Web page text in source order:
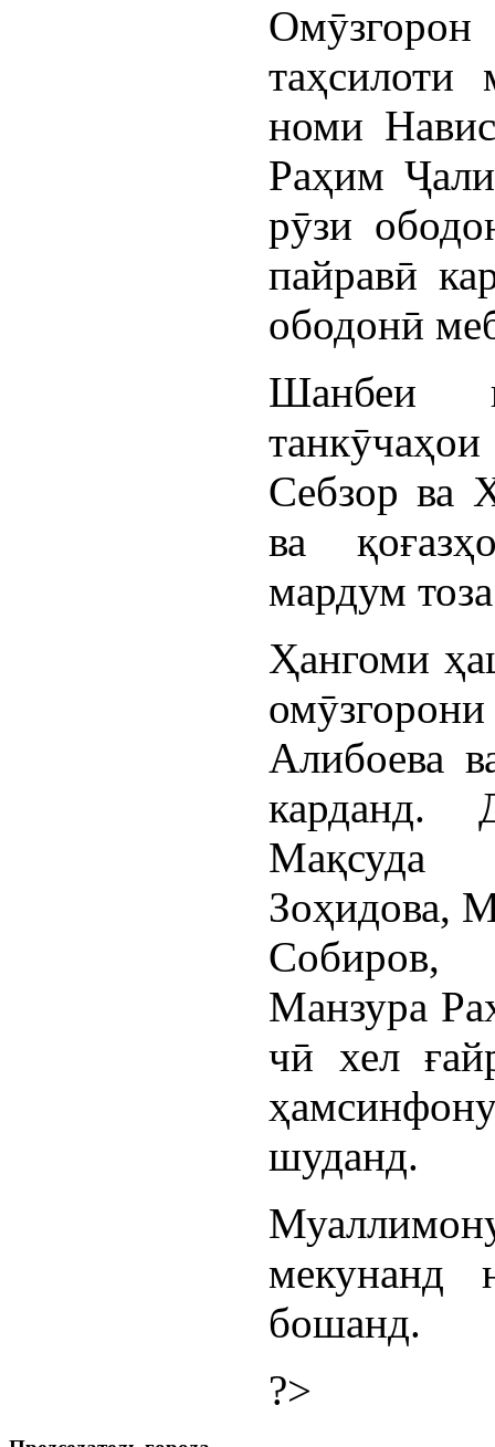
номи
Раҳим
рӯзи
пайравӣ
ободонӣ
Шанбеи
Себзор ва
ва
мардум
Ҳангоми
Алибоева
карданд.
Зоҳидова,
Собиров,
Манзура
чӣ хел
шуданд.
мекунанд
бошанд.
?>